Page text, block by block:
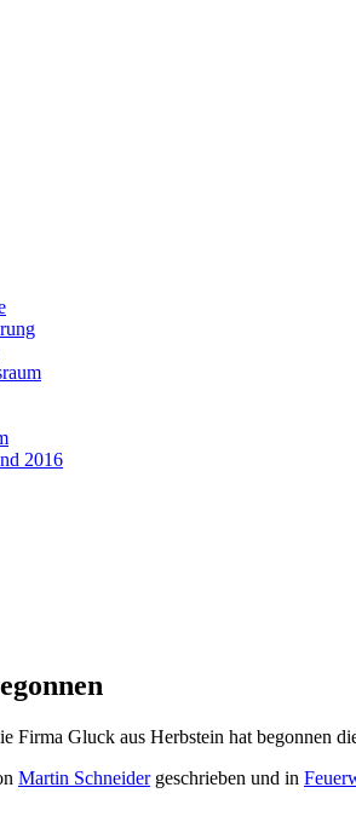
Rodheim v.d.H.
2016
Firma Gluck aus Herbstein hat begonnen
Martin Schneidergeschrieben und in